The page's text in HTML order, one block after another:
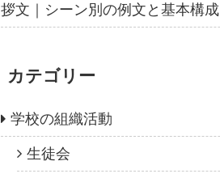
拶文｜シーン別の例文と基本構成
カテゴリー
学校の組織活動
生徒会